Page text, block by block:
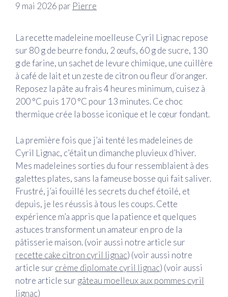
9 mai 2026 par Pierre
La recette madeleine moelleuse Cyril Lignac repose
sur 80 g de beurre fondu, 2 œufs, 60 g de sucre, 130
g de farine, un sachet de levure chimique, une cuillère
à café de lait et un zeste de citron ou fleur d’oranger.
Reposez la pâte au frais 4 heures minimum, cuisez à
200 °C puis 170 °C pour 13 minutes. Ce choc
thermique crée la bosse iconique et le cœur fondant.
La première fois que j’ai tenté les madeleines de
Cyril Lignac, c’était un dimanche pluvieux d’hiver.
Mes madeleines sorties du four ressemblaient à des
galettes plates, sans la fameuse bosse qui fait saliver.
Frustré, j’ai fouillé les secrets du chef étoilé, et
depuis, je les réussis à tous les coups. Cette
expérience m’a appris que la patience et quelques
astuces transforment un amateur en pro de la
pâtisserie maison. (voir aussi notre article sur
recette cake citron cyril lignac) (voir aussi notre
article sur crème diplomate cyril lignac) (voir aussi
notre article sur gâteau moelleux aux pommes cyril
lignac)